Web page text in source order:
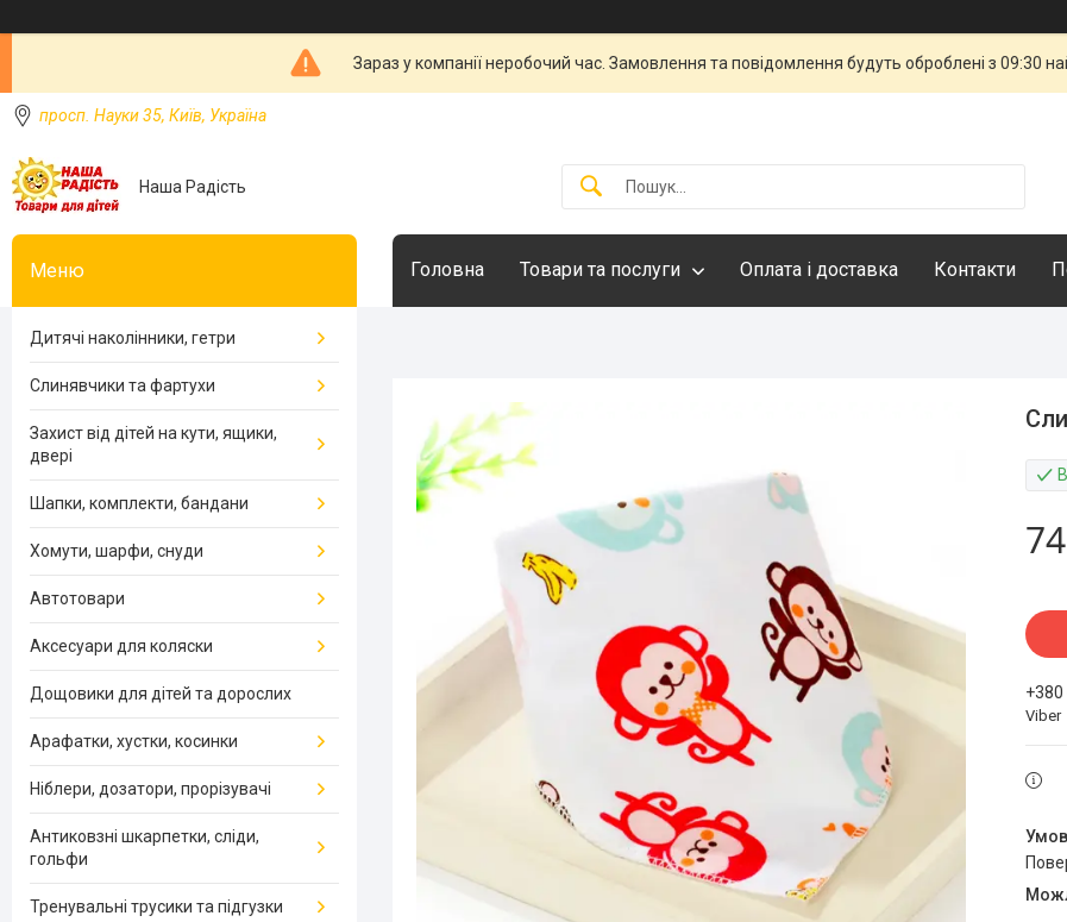
Зараз у компанії неробочий час. Замовлення та повідомлення будуть оброблені з 09:30
просп. Науки 35, Київ, Україна
Наша Радість
Головна Товари та послуги Оплата і доставка Контакти
Viber
Дитячі наколінники, гетри
Слинявчики та фартухи
Захист від дітей на кути, ящики,
двері
Шапки, комплекти, бандани
Хомути, шарфи, снуди
Автотовари
Аксесуари для коляски
Дощовики для дітей та дорослих
Арафатки, хустки, косинки
Ніблери, дозатори, прорізувачі
Антиковзні шкарпетки, сліди,
гольфи
Тренувальні трусики та підгузки